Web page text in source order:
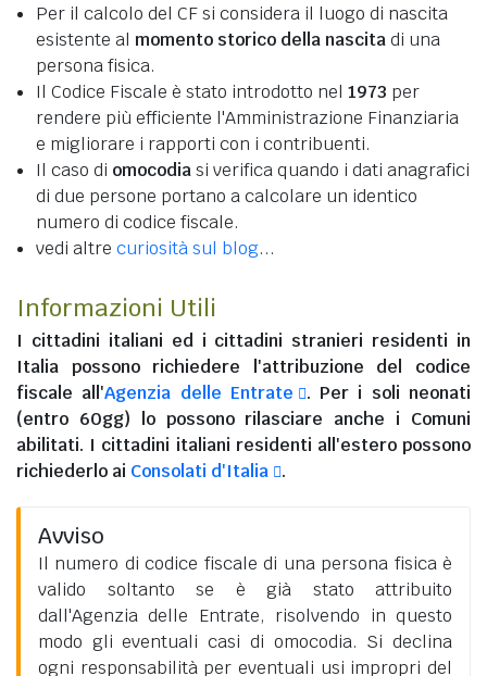
Per il calcolo del CF si considera il luogo di nascita
esistente al momento storico della nascitadi una
persona fisica.
Il Codice Fiscale è stato introdotto nel 1973 per
rendere più efficiente l'Amministrazione Finanziaria
e migliorare i rapporti con i contribuenti.
Il caso di omocodiasi verifica quando i dati anagrafici
di due persone portano a calcolare un identico
numero di codice fiscale.
vedi altre curiosità sul blog...
Informazioni Utili
I cittadini italiani ed i cittadini stranieri residenti in
Italia possono richiedere l'attribuzione del codice
fiscale all'Agenzia delle Entrate
. Per i soli neonati
(entro 60gg) lo possono rilasciare anche i Comuni
abilitati. I cittadini italiani residenti all'esteropossono
richiederlo ai Consolati d'Italia .
Avviso
Il numero di codice fiscale di una persona fisica è
valido soltanto se è già stato attribuito
dall'Agenzia delle Entrate, risolvendo in questo
modo gli eventuali casi di omocodia. Si declina
ogni responsabilità per eventuali usi impropri del